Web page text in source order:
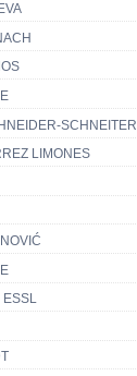
SCHNEITER
LIMONES
ESSL